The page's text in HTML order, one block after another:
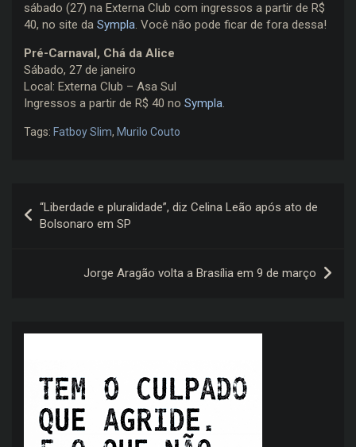
sábado (27) na Externa Club com ingressos a partir de R$
40, no site da Sympla. Você não pode ficar de fora dessa!
Pré-Carnaval, Chá da Alice
Sábado, 27 de janeiro
Local: Externa Club – Asa Sul
Ingressos a partir de R$ 40 no Sympla.
Tags: Fatboy Slim, Murilo Couto
de
“Liberdade e pluralidade”, diz Celina Leão após ato de
Bolsonaro em SP
Jorge Aragão volta a Brasília em 9 de março